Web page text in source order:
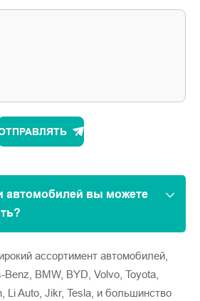
автомобилей вы можете
ассортимент автомобилей,
BMW, BYD, Volvo, Toyota,
Li Auto, Jikr, Tesla, и большинство